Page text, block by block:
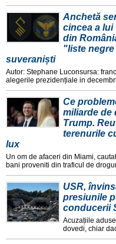
Anchetă
cincea a lui
din
"liste
suveraniști
Autor: Stephane Luconsursa:
alegerile prezidențiale in
Ce
miliarde de
Trump.
terenurile
lux
Un om de afaceri din Miami,
bani proveniti din traficul de
USR,
presiunile
conducerii
Acuzațiile
dovedi, chiar